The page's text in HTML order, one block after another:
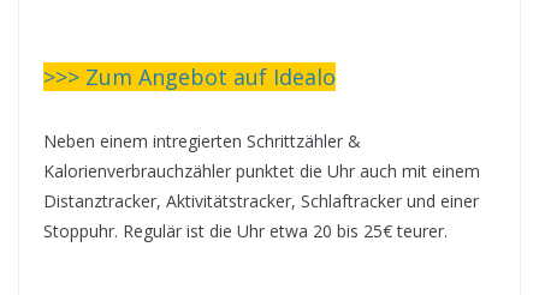
>>> Zum Angebot auf Idealo
Neben einem intregierten Schrittzähler &
Kalorienverbrauchzähler punktet die Uhr auch mit einem
Distanztracker, Aktivitätstracker, Schlaftracker und einer
Stoppuhr. Regulär ist die Uhr etwa 20 bis 25€ teurer.